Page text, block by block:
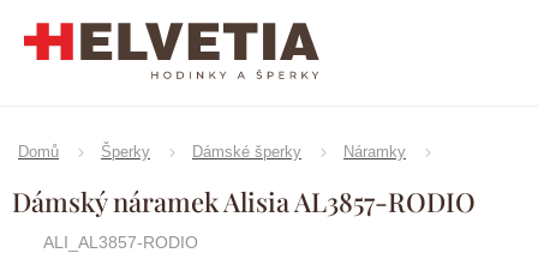
Domů Šperky Dámské šperky Náramky
Dámský náramek Alisia AL3857-RODIO
ALI_AL3857-RODIO